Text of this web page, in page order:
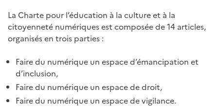
La Charte pour l’éducation à la culture et à la
citoyenneté numériques est composée de 14 articles,
organisés en trois parties :
Faire du numérique un espace d’émancipation et
d’inclusion,
Faire du numérique un espace de droit,
Faire du numérique un espace de vigilance.